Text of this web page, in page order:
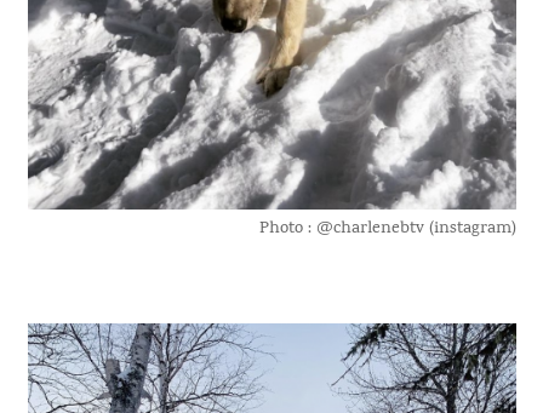
Photo : @charlenebtv (instagram)